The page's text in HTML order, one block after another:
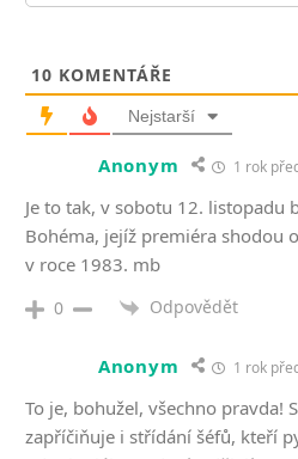
10 KOMENTÁŘE
Nejstarší
Anonym 1 rok
Je to tak, v sobotu 12. listopadu
Bohéma, jejíž premiéra shodou
v roce 1983. mb
0 Odpovědět
Anonym 1 rok
To je, bohužel, všechno pravda!
zapříčiňuje i střídání šéfů, kteří